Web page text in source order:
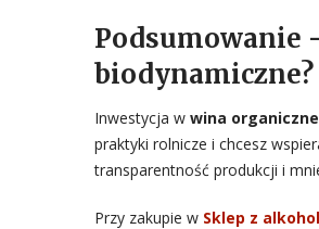
Podsumowanie
biodynamiczne?
Inwestycja w wina organiczne
praktyki rolnicze i chcesz
transparentność produkcji i
Przy zakupie w Sklep z